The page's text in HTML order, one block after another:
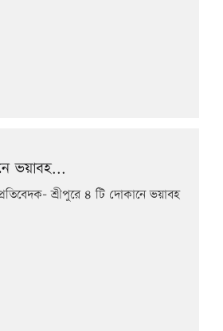
ভয়াবহ...
শ্রীপুরে ৪ টি দোকানে ভয়াবহ